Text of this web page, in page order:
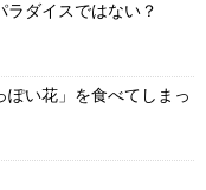
ダイスではない？
い花」を食べてしまっ